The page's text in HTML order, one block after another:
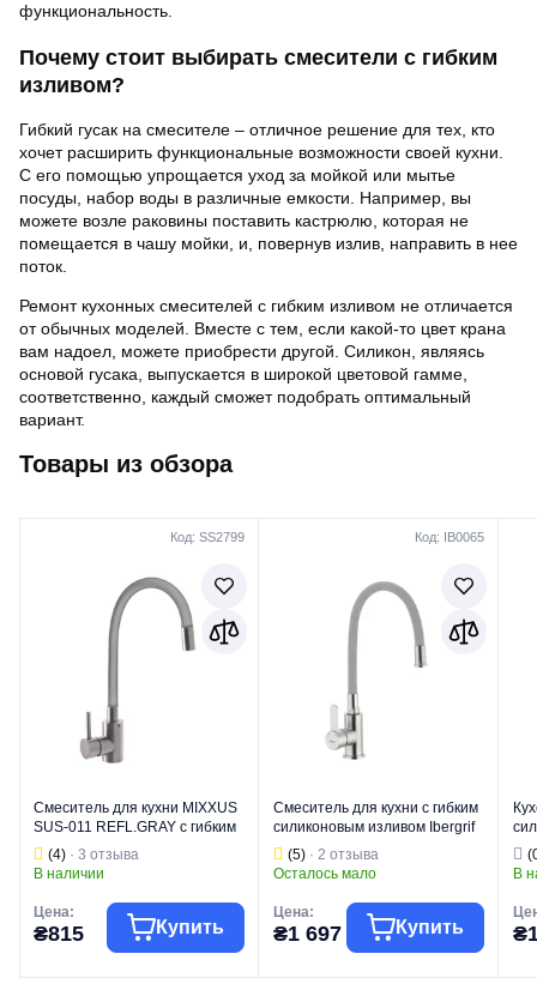
функциональность.
Почему стоит выбирать смесители с гибким
изливом?
Гибкий гусак на смесителе – отличное решение для тех, кто
хочет расширить функциональные возможности своей кухни.
С его помощью упрощается уход за мойкой или мытье
посуды, набор воды в различные емкости. Например, вы
можете возле раковины поставить кастрюлю, которая не
помещается в чашу мойки, и, повернув излив, направить в нее
поток.
Ремонт кухонных смесителей с гибким изливом не отличается
от обычных моделей. Вместе с тем, если какой-то цвет крана
вам надоел, можете приобрести другой. Силикон, являясь
основой гусака, выпускается в широкой цветовой гамме,
соответственно, каждый сможет подобрать оптимальный
вариант.
Товары из обзора
Код: SS2799
Смеситель для кухни MIXXUS
SUS-011 REFL.GRAY с гибким
изливом из нерж. стали
SUS304 (Цвет нерж+излив
(4) · 3 отзыва
В наличии
Цена:
₴815 Купить
Код: IB0065
Смеситель для кухни с гибким
силиконовым изливом Ibergrif
M22119-9 (IB0065)
(5)· 2 отзыва
Осталось мало
Цена:
₴1 697 Купить
В